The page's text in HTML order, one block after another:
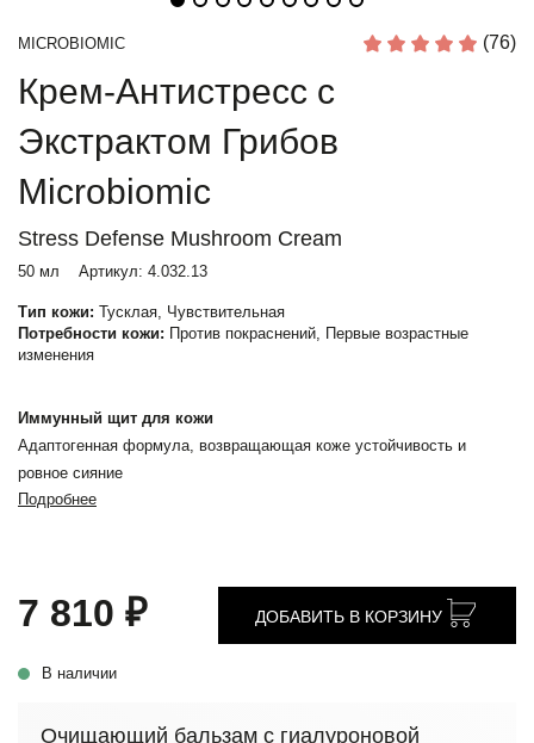
MICROBIOMIC (76)
Крем-Антистресс с
Экстрактом Грибов
Microbiomic
Stress Defense Mushroom Cream
50 мл Артикул: 4.032.13
Тип кожи: Тусклая, Чувствительная
Потребности кожи: Против покраснений, Первые возрастные
изменения
Иммунный щит для кожи
Адаптогенная формула, возвращающая коже устойчивость и
ровное сияние
Подробнее
7 810 ₽
В наличии
ДОБАВИТЬ В КОРЗИНУ
Очищающий бальзам с гиалуроновой